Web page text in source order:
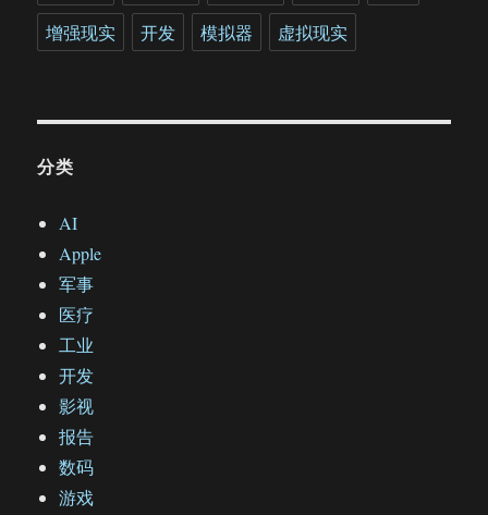
增强现实
开发 模拟器 虚拟现实
分类
AI
Apple
军事
医疗
工业
开发
影视
报告
数码
游戏